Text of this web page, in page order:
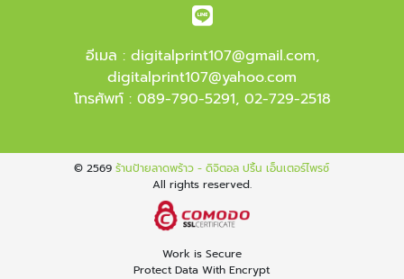
อีเมล : digitalprint107@gmail.com,
digitalprint107@yahoo.com
โทรศัพท์ : 089-790-5291, 02-729-2518
© 2569ร้านป้ายลาดพร้าว - ดิจิตอล ปริ้น เอ็นเตอร์ไพรซ์
All rights reserved.
Work is Secure
Protect Data With Encrypt